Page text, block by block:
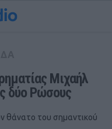
Μιχαήλ
δύο Ρώσους
θάνατο του σημαντικού